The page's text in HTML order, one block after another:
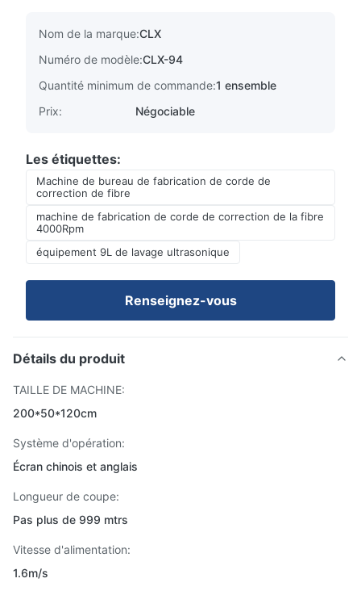
Nom de la marque:CLX
Numéro de modèle:CLX-94
Quantité minimum de commande:1 ensemble
Prix:
Négociable
Les étiquettes:
Machine de bureau de fabrication de corde de
correction de fibre
machine de fabrication de corde de correction de la fibre
4000Rpm
équipement 9L de lavage ultrasonique
Renseignez-vous
Détails du produit
TAILLE DE MACHINE:
200*50*120cm
Système d'opération:
Écran chinois et anglais
Longueur de coupe:
Pas plus de 999 mtrs
Vitesse d'alimentation:
1.6m/s